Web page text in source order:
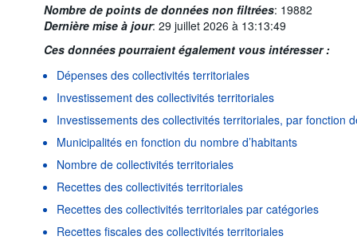
Nombre de points de données non filtrées: 19882
Dernière mise à jour: 29 juillet 2026 à 13:13:49
Ces données pourraient également vous intéresser :
Dépenses des collectivités territoriales
Investissement des collectivités territoriales
Investissements des collectivités territoriales, par fonction
Municipalités en fonction du nombre d’habitants
Nombre de collectivités territoriales
Recettes des collectivités territoriales
Recettes des collectivités territoriales par catégories
Recettes fiscales des collectivités territoriales